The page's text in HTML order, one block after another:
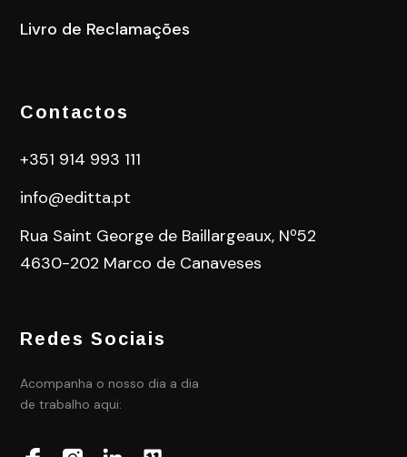
Livro de Reclamações
Contactos
+351 914 993 111
info@editta.pt
Rua Saint George de Baillargeaux, Nº52
4630-202 Marco de Canaveses
Redes Sociais
Acompanha o nosso dia a dia
de trabalho aqui: